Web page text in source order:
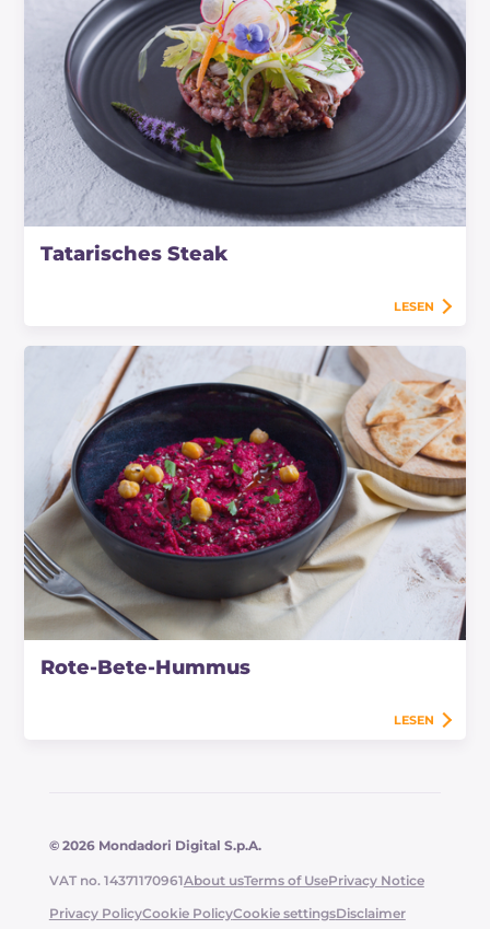
Tatarisches Steak
LESEN
Rote-Bete-Hummus
LESEN
© 2026 Mondadori Digital S.p.A.
VAT no. 14371170961About usTerms of UsePrivacy Notice
Privacy PolicyCookie PolicyCookie settingsDisclaimer